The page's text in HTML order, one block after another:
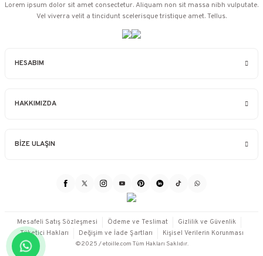
HESABIM
HAKKIMIZDA
BİZE ULAŞIN
Lorem ipsum dolor sit amet consectetur. Aliquam non sit massa nibh vulputate.
Vel viverra velit a tincidunt scelerisque tristique amet. Tellus.
©2025 / etoille.com Tüm Hakları Saklıdır.
Mesafeli Satış Sözleşmesi Ödeme ve Teslimat
Gizlilik ve Güvenlik
Tüketici Hakları
Değişim ve İade Şartları Kişisel Verilerin Korunması